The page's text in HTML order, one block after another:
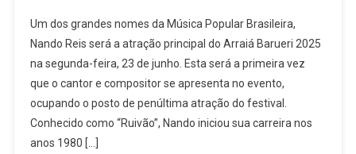
Faz
Estreia
Barueri
Um dos grandes nomes da Música Popular Brasileira,
Nando Reis será a atração principal do Arraiá Barueri 2025
na segunda-feira, 23 de junho. Esta será a primeira vez
que o cantor e compositor se apresenta no evento,
ocupando o posto de penúltima atração do festival.
Conhecido como “Ruivão”, Nando iniciou sua carreira nos
anos 1980 […]